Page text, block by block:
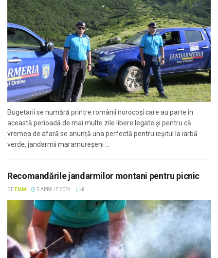
Bugetarii se numără printre românii norocoși care au parte în
această perioadă de mai multe zile libere legate și pentru că
vremea de afară se anunță una perfectă pentru ieșitul la iarbă
verde, jandarmii maramureșeni ...
Recomandările jandarmilor montani pentru picnic
DE EMM 5 APRILIE 2024 0